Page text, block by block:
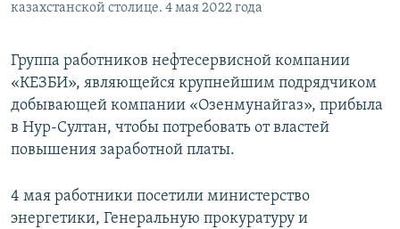
казахстанской столице. 4 мая 2022 года
Группа работников нефтесервисной компании
«КЕЗБИ», являющейся крупнейшим подрядчиком
добывающей компании «Озенмунайгаз», прибыла
в Нур-Султан, чтобы потребовать от властей
повышения заработной платы.
4 мая работники посетили министерство
энергетики, Генеральную прокуратуру и